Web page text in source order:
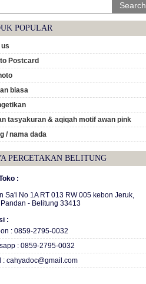
Search
POPULAR
Postcard
biasa
tasyakuran & aqiqah motif awan pink
/ nama dada
PERCETAKAN BELITUNG
:
Sa'i No 1A RT 013 RW 005 kebon Jeruk,
- Belitung 33413
:
: 0859-2795-0032
: 0859-2795-0032
: cahyadoc@gmail.com